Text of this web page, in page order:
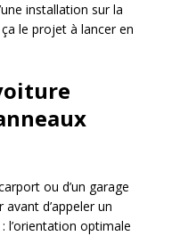
installation sur la
le projet à lancer en
ou d’un garage
d’appeler un
l’orientation optimale